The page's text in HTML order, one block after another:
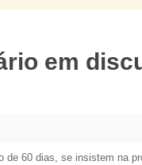
em
60 dias, se insistem na